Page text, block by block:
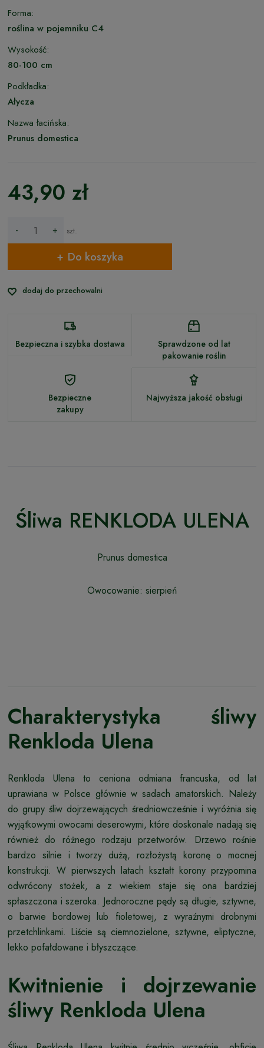
Forma:
roślina w pojemniku C4
Wysokość:
80-100 cm
Podkładka:
Ałycza
Nazwa łacińska:
Prunus domestica
43,90 zł
- + szt.
Do koszyka
dodaj do przechowalni
Bezpieczna i szybka dostawa
Sprawdzone od lat
pakowanie roślin
Bezpieczne
zakupy
Najwyższa jakość obsługi
Śliwa RENKLODA ULENA
Prunus domestica
Owocowanie: sierpień
Charakterystyka śliwy
Renkloda Ulena
Renkloda Ulena to ceniona odmiana francuska, od lat
uprawiana w Polsce głównie w sadach amatorskich. Należy
do grupy śliw dojrzewających średniowcześnie i wyróżnia się
wyjątkowymi owocami deserowymi, które doskonale nadają się
również do różnego rodzaju przetworów. Drzewo rośnie
bardzo silnie i tworzy dużą, rozłożystą koronę o mocnej
konstrukcji. W pierwszych latach kształt korony przypomina
odwrócony stożek, a z wiekiem staje się ona bardziej
spłaszczona i szeroka. Jednoroczne pędy są długie, sztywne,
o barwie bordowej lub fioletowej, z wyraźnymi drobnymi
przetchlinkami. Liście są ciemnozielone, sztywne, eliptyczne,
lekko pofałdowane i błyszczące.
Kwitnienie i dojrzewanie
śliwy Renkloda Ulena